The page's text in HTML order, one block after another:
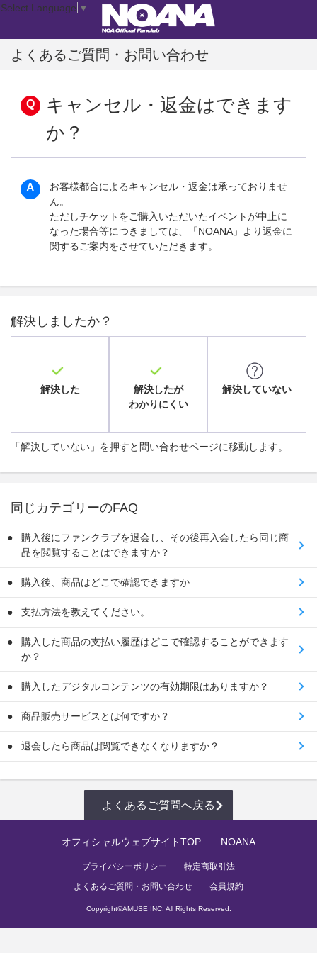
よくあるご質問・お問い合わせ
キャンセル・返金はできます
か？
お客様都合によるキャンセル・返金は承っておりませ
ん。
ただしチケットをご購入いただいたイベントが中止に
なった場合等につきましては、「NOANA」より返金に
関するご案内をさせていただきます。
解決しましたか？
解決した
解決したが
わかりにくい
解決していない
「解決していない」を押すと問い合わせページに移動します。
同じカテゴリーのFAQ
購入後にファンクラブを退会し、その後再入会したら同じ商
品を閲覧することはできますか？
購入後、商品はどこで確認できますか
支払方法を教えてください。
購入した商品の支払い履歴はどこで確認することができます
か？
購入したデジタルコンテンツの有効期限はありますか？
商品販売サービスとは何ですか？
退会したら商品は閲覧できなくなりますか？
よくあるご質問へ戻る
オフィシャルウェブサイトTOP NOANA
プライバシーポリシー
特定商取引法
よくあるご質問・お問い合わせ
会員規約
Copyright©AMUSE INC. All Rights Reserved.
Select Language ▼